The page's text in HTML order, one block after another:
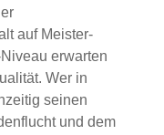
auf Meister-
erwarten
Wer in
seinen
und dem